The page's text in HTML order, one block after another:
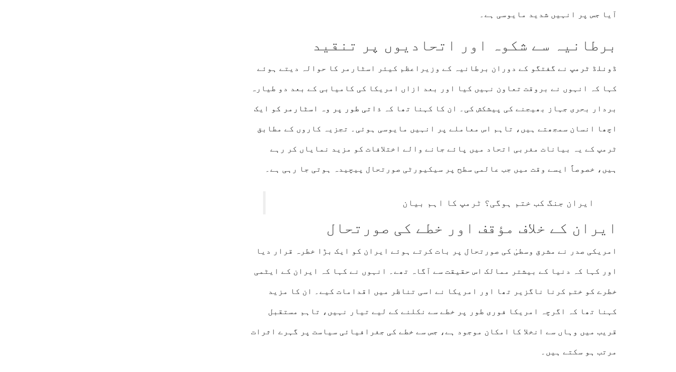
آیا جس پر انہیں شدید مایوسی ہے۔
برطانیہ سے شکوہ اور اتحادیوں پر تنقید
ڈونلڈ ٹرمپ نے گفتگو کے دوران برطانیہ کے وزیراعظم کیئر اسٹارمر کا حوالہ دیتے ہوئے
کہا کہ انہوں نے بروقت تعاون نہیں کیا اور بعد ازاں امریکا کی کامیابی کے بعد دو طیارہ
بردار بحری جہاز بھیجنے کی پیشکش کی۔ ان کا کہنا تھا کہ ذاتی طور پر وہ اسٹارمر ک و ایک
اچھا انسان سمجھتے ہیں، تاہم اس معاملے پر انہیں مایوسی ہوئی۔ تجزیہ کاروں کے مطابق
ٹرمپ کے یہ بیانات مغربی اتحاد میں پائے جانے والے اختلافات کو مزید نمایاں کر رہے
ہیں، خصوصاً ایسے وقت میں جب عالمی سطح پر سیکیورٹی صورتحال پیچیدہ ہوتی جا رہی ہے۔
ایران جنگ کب ختم ہوگی؟ ٹرمپ کا اہم بیان
ایران کے خلاف مؤقف اور خطے کی صورتحال
امریکی صدر نے مشرق وسطیٰ کی صورتحال پر بات کرتے ہوئے ایران کو ایک بڑا خطرہ قرار دیا
اور کہا کہ دنیا کے بیشتر ممالک اس حقیقت سے آگاہ تھے۔ انہوں نے کہا کہ ایران کے ایٹمی
خطرے کو ختم کرنا ناگزیر تھا اور امریکا نے اسی تناظر میں اقدامات کیے۔ ان کا مزید
کہنا تھا کہ اگرچہ امریکا فوری طور پر خطے سے نکلنے کے لیے تیار نہیں، تاہم مستقبل
قریب میں وہاں سے انخلا کا امکان موجود ہے، جس سے خطے کی جغرافیائی سیاست پر گہرے اثرات
مرتب ہو سکتے ہیں۔